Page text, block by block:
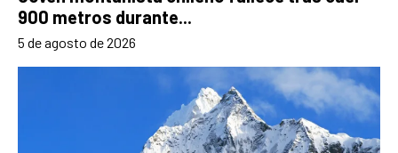
900 metros durante...
5 de agosto de 2026